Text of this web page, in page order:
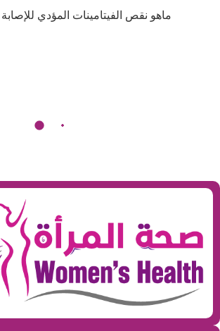
ماهو نقص الفيتامينات المؤدي